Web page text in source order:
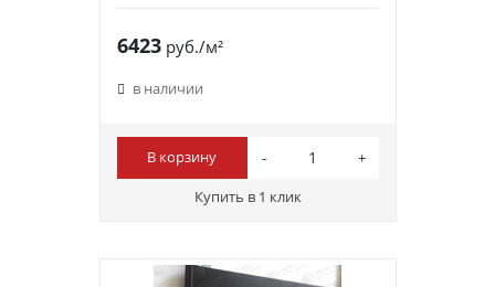
6423руб./м²
в наличии
В корзину
Купить в 1 клик